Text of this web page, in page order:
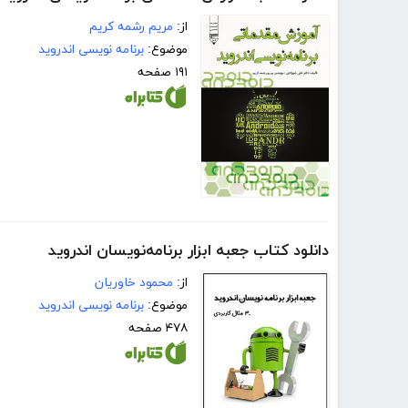
از: مریم رشمه کریم
موضوع: برنامه نویسی اندروید
۱۹۱ صفحه
دانلود کتاب جعبه ابزار برنامه‌نویسان اندروید
از: محمود خاوریان
موضوع: برنامه نویسی اندروید
۴۷۸ صفحه